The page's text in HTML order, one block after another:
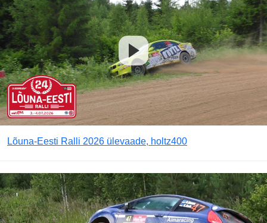
Lõuna-Eesti Ralli 2026 ülevaade, holtz400